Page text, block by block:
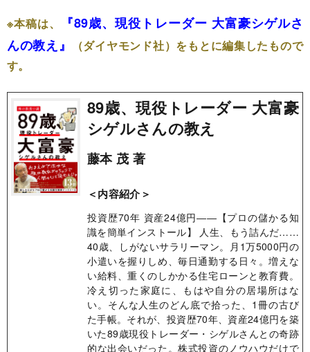
※本稿は、
『89歳、現役トレーダー 大富豪シゲルさ
んの教え』
（ダイヤモンド社）をもとに編集したもので
す。
89歳、現役トレーダー 大富豪
シゲルさんの教え
藤本 茂 著
＜内容紹介＞
投資歴70年 資産24億円――【プロの儲かる知
識を簡単インストール】 人生、もう詰んだ……
40歳、しがないサラリーマン。月1万5000円の
小遣いを握りしめ、毎日通勤する日々。増えな
い給料、重くのしかかる住宅ローンと教育費。
冷え切った家庭に、もはや自分の居場所はな
い。そんな人生のどん底で拾った、1冊の古び
た手帳。それが、投資歴70年、資産24億円を築
いた89歳現役トレーダー・シゲルさんとの奇跡
的な出会いだった。株式投資のノウハウだけで